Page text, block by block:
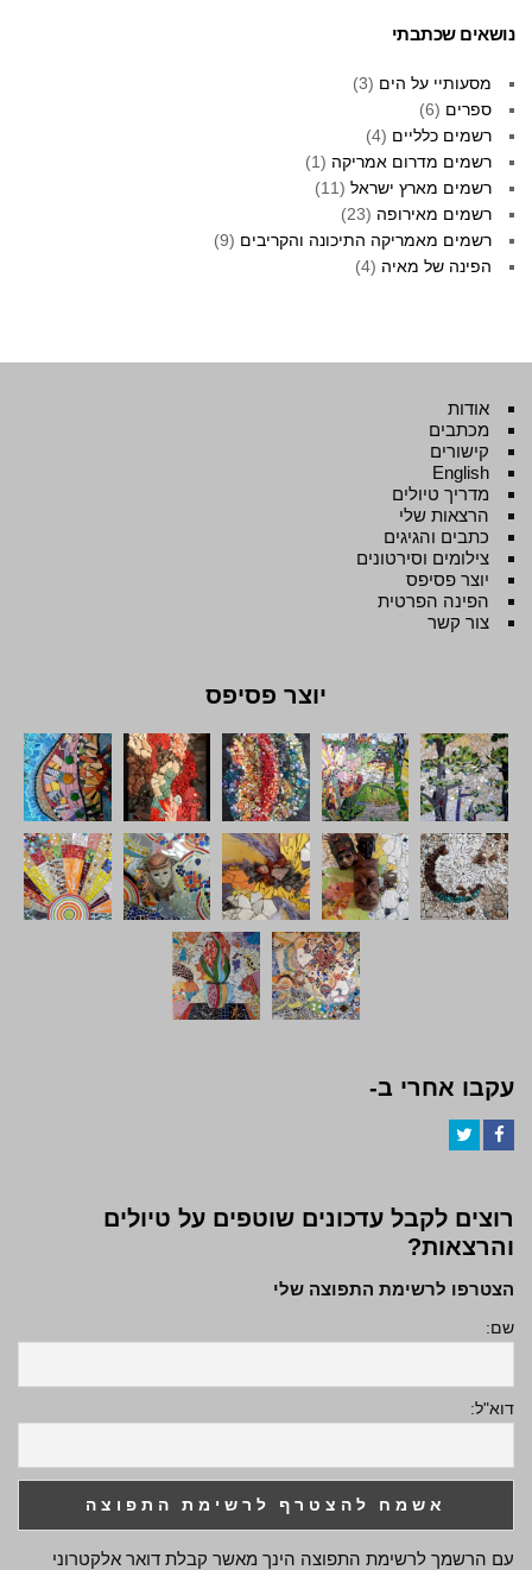
נושאים שכתבתי
מסעותיי על הים (3)
ספרים (6)
רשמים כלליים (4)
רשמים מדרום אמריקה (1)
רשמים מארץ ישראל (11)
רשמים מאירופה (23)
רשמים מאמריקה התיכונה והקריבים (9)
הפינה של מאיה (4)
אודות
מכתבים
קישורים
English
מדריך טיולים
הרצאות שלי
כתבים והגיגים
צילומים וסירטונים
יוצר פסיפס
הפינה הפרטית
צור קשר
יוצר פסיפס
עקבו אחרי ב-
רוצים לקבל עדכונים שוטפים על טיולים
והרצאות?
הצטרפו לרשימת התפוצה שלי
שם:
דוא"ל:
עם הרשמך לרשימת התפוצה הינך מאשר קבלת דואר אלקטרוני